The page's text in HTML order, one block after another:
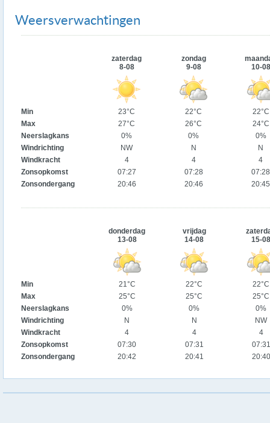
Weersverwachtingen
zaterdag
8-08
zondag
9-08
10-08
Min 23°C 22°C
22°C
Max
27°C 26°C
24°C
Neerslagkans
0% 0%
0%
Windrichting
NW N
N
Windkracht
4 4
4
Zonsopkomst
07:27 07:28
07:28
Zonsondergang
20:46 20:46 20:45
donderdag
13-08
vrijdag
14-08
15-08
Min 21°C 22°C
22°C
Max
25°C 25°C
25°C
Neerslagkans
0% 0%
0%
Windrichting
N N
NW
Windkracht
4 4
4
Zonsopkomst
07:30 07:31
07:31
Zonsondergang
20:42 20:41 20:40